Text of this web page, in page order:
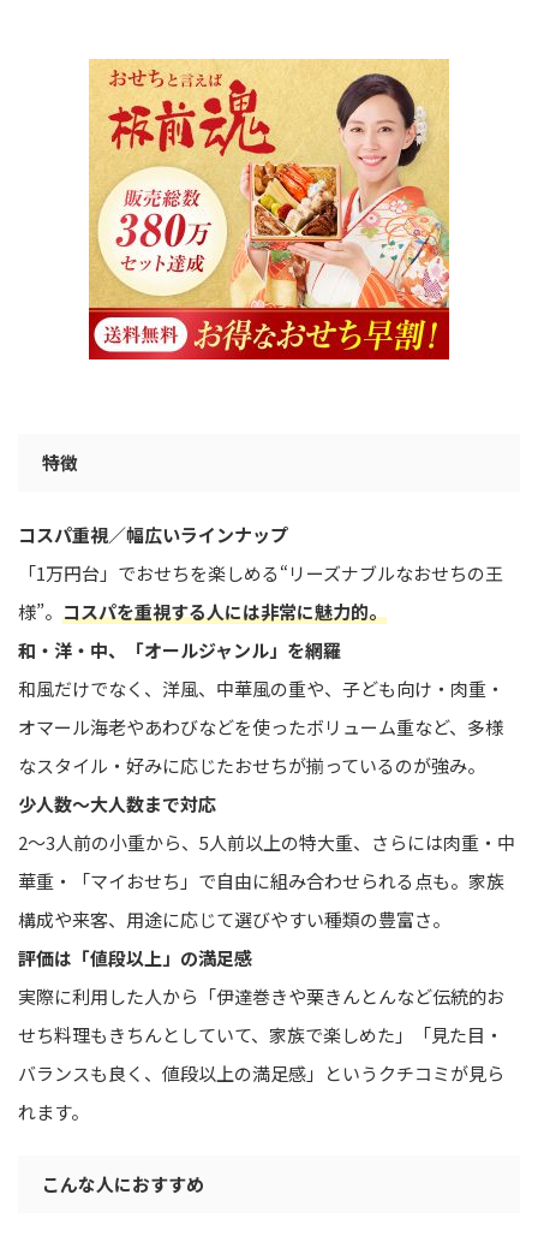
特徴
コスパ重視／幅広いラインナップ
「1万円台」でおせちを楽しめる“リーズナブルなおせちの王
様”。 コスパを重視する人には非常に魅力的。
和・洋・中、「オールジャンル」を網羅
和風だけでなく、洋風、中華風の重や、子ども向け・肉重・
オマール海老やあわびなどを使ったボリューム重など、多様
なスタイル・好みに応じたおせちが揃っているのが強み。
少人数〜大人数まで対応
2〜3人前の小重から、5人前以上の特大重、さらには肉重・中
華重・「マイおせち」で自由に組み合わせられる点も。家族
構成や来客、用途に応じて選びやすい種類の豊富さ。
評価は「値段以上」の満足感
実際に利用した人から「伊達巻きや栗きんとんなど伝統的お
せち料理もきちんとしていて、家族で楽しめた」「見た目・
バランスも良く、値段以上の満足感」というクチコミが見ら
れます。
こんな人におすすめ